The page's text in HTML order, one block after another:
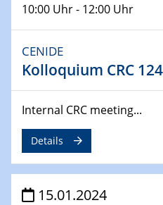
"Lhyfe - Produzent und
grünem und
Praxisfall, Projekt
14.02.2024 - 16.02.2024
SFB 247
Jahrestreffen
01.03.2024
Podcast-Workshop
Online-Kick-Off
10:00 Uhr - 12:00 Uhr
CENIDE
Kolloquium CRC
Internal CRC meeting...
Details
15.01.2024